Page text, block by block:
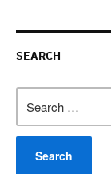
SEARCH
for: